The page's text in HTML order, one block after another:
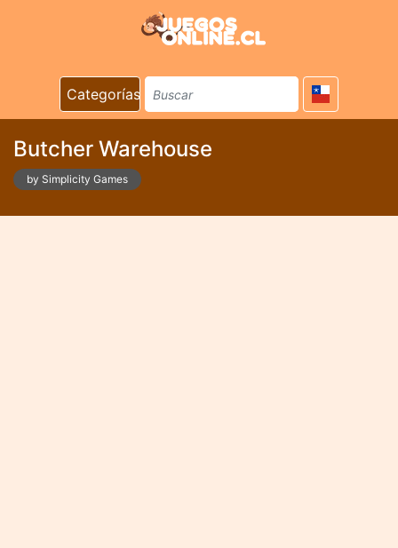
Categorías
Butcher Warehouse
by Simplicity Games